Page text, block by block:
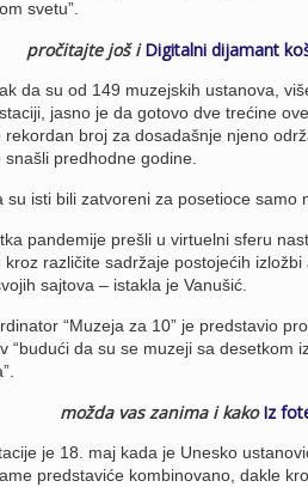
svetu”.
pročitajte još i Digitalni dijamant
da su od 149 muzejskih ustanova,
jasno je da gotovo dve trećine
rekordan broj za dosadašnje njeno
predhodne godine.
su isti bili zatvoreni za posetioce samo
pandemije prešli u virtuelni sferu
različite sadržaje postojećih
sajtova – istakla je Vanušić.
“Muzeja za 10” je predstavio
“budući da su se muzeji sa desetkom
možda vas zanima i kako Iz
je 18. maj kada je Unesko
predstaviće kombinovano, dakle